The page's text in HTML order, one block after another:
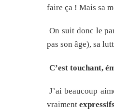
faire ça ! Mais sa
On suit donc le
pas son âge), sa
C’est touchant,
J’ai beaucoup
vraiment